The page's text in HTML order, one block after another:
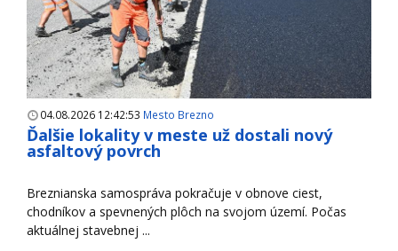
04.08.2026 12:42:53 Mesto Brezno
Ďalšie lokality v meste už dostali nový
asfaltový povrch
Breznianska samospráva pokračuje v obnove ciest,
chodníkov a spevnených plôch na svojom území. Počas
aktuálnej stavebnej ...